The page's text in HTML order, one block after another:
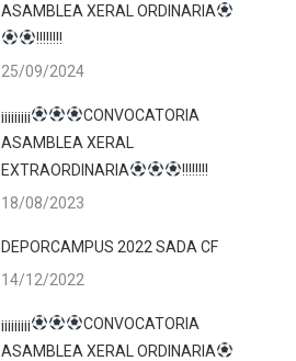
ASAMBLEA XERAL ORDINARIA
!!!!!!!!
25/09/2024
¡¡¡¡¡¡¡¡¡
CONVOCATORIA
ASAMBLEA XERAL
EXTRAORDINARIA
!!!!!!!!
18/08/2023
DEPORCAMPUS 2022 SADA CF
14/12/2022
¡¡¡¡¡¡¡¡¡
CONVOCATORIA
ASAMBLEA XERAL ORDINARIA